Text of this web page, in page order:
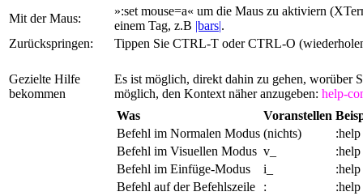
Mit der Maus:
»:set mouse=a« um die Maus zu aktiviern
einem Tag, z.B |bars|.
Zurückspringen:
Tippen Sie CTRL-T oder CTRL-O
Gezielte Hilfe
bekommen
Es ist möglich, direkt dahin zu gehen, worüber
möglich, den Kontext näher anzugeben: help-
Was
Voranstellen
Befehl im Normalen Modus (nichts)
Befehl im Visuellen Modus v_
Befehl im Einfüge-Modus
i_
Befehl auf der Befehlszeile
: